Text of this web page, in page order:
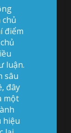
chủ
điểm
luận.
sâu
đây
một
hiệu